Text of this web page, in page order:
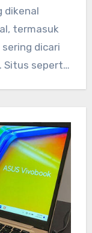
dikenal
termasuk
dicari
Situs seperti